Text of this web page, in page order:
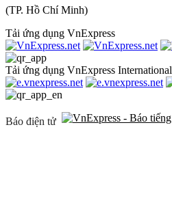
(TP. Hồ Chí Minh)
Tải ứng dụng VnExpress
Tải ứng dụng VnExpress International
Báo điện tử